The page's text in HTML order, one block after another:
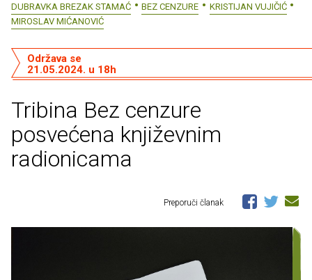
DUBRAVKA BREZAK STAMAĆ
BEZ CENZURE
KRISTIJAN VUJIČIĆ
MIROSLAV MIĆANOVIĆ
Tribina Bez cenzure
posvećena književnim
radionicama
Održava se
21.05.2024. u 18h
Preporuči članak